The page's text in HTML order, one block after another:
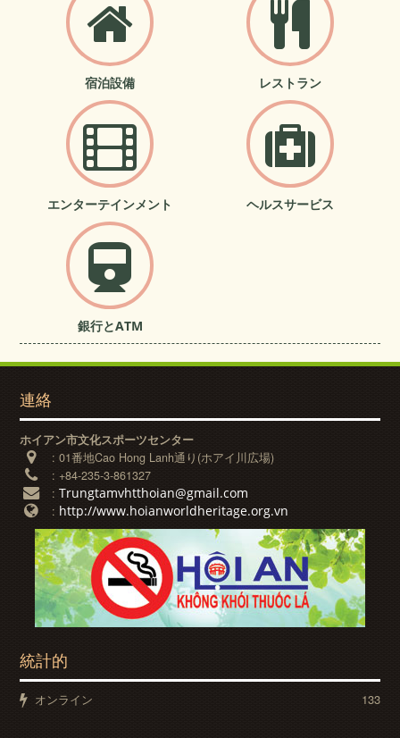
宿泊設備 レストラン
エンターテインメント ヘルスサービス
銀行とATM
連絡
ホイアン市文化スポーツセンター
:01番地Cao Hong Lanh通り(ホアイ川広場)
:+84-235-3-861327
:Trungtamvhtthoian@gmail.com
: http://www.hoianworldheritage.org.vn
統計的
オンライン 133